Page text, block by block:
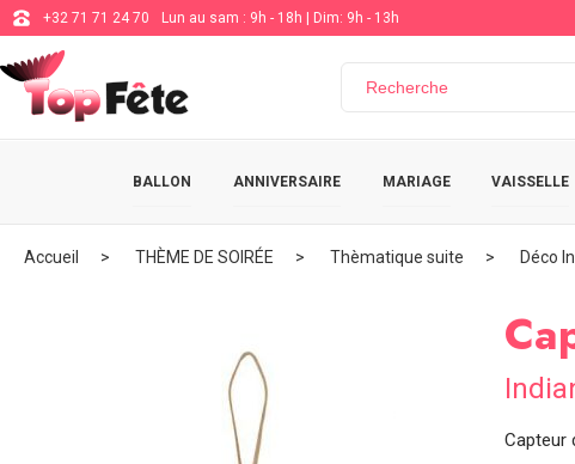
+32 71 71 24 70 Lun au sam : 9h - 18h | Dim: 9h - 13h
BALLON ANNIVERSAIRE MARIAGE VAISSELLE
Accueil THÈME DE SOIRÉE Thèmatique suite Déco
Capteur